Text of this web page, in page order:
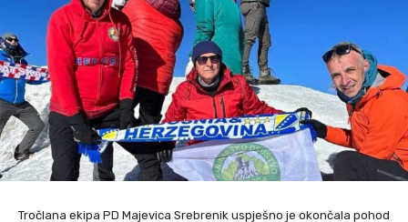
Tročlana ekipa PD Majevica Srebrenik uspješno je okončala pohod